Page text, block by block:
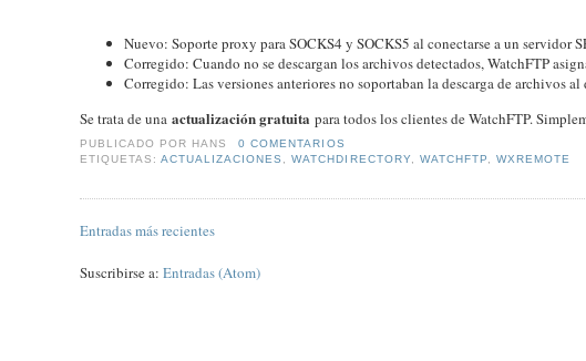
Nuevo: Soporte proxy para SOCKS4 y SOCKS5 al conectarse a un servidor
Corregido: Cuando no se descargan los archivos detectados, WatchFTP
Corregido: Las versiones anteriores no soportaban la descarga de archivos
Se trata de una actualización gratuita para todos los clientes de WatchFTP.
PUBLICADO POR HANS
0 COMENTARIOS
ETIQUETAS:ACTUALIZACIONES ,WATCHDIRECTORY, WATCHFTP, WXREMOTE
Entradas más recientes
Suscribirse a: Entradas (Atom)